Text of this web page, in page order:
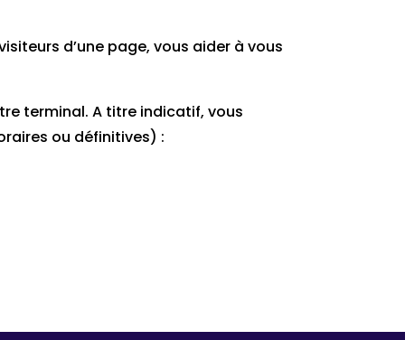
d’une page, vous aider à vous
terminal. A titre indicatif, vous
ou définitives) :